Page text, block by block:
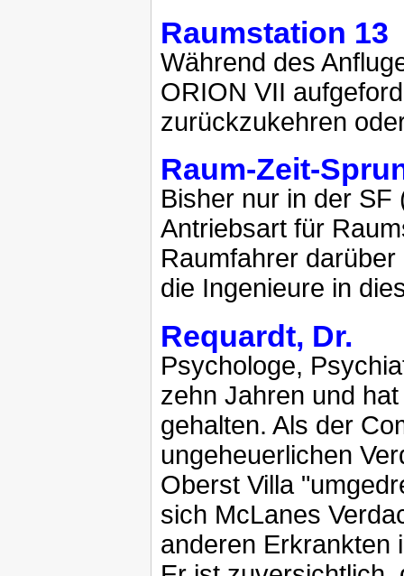
Raumstation 13
Während des
ORION VII
zurückzukehren
Raum-Zeit-
Bisher nur in der
Antriebsart für
Raumfahrer
die Ingenieure in
Requardt, Dr.
Psychologe,
zehn Jahren und
gehalten. Als der
ungeheuerlichen
Oberst Villa
sich McLanes
anderen Erkrankten